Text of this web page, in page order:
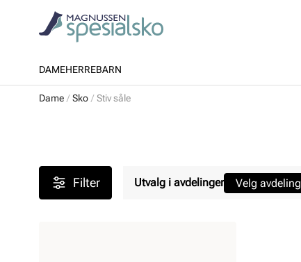
DAMEHERREBARN
Dame Sko Stiv såle
Filter Utvalg i avdelinger Velg avdeling